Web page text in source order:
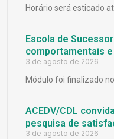
Horário será esticado
Escola de
comportamentais
3 de agosto de 2026
Módulo foi finalizado
ACEDV/CDL
pesquisa de
3 de agosto de 2026